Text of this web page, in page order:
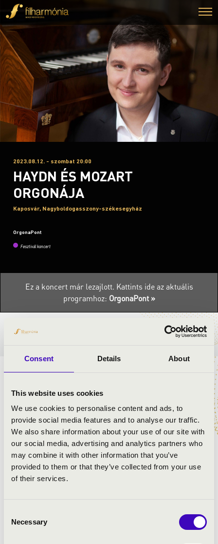
Consent Details About
This website uses cookies
We use cookies to personalise content and ads, to
provide social media features and to analyse our traffic.
We also share information about your use of our site with
our social media, advertising and analytics partners who
may combine it with other information that you’ve
provided to them or that they’ve collected from your use
of their services.
Selection
Necessary
2023.08.12. - szombat 20:00
HAYDN ÉS MOZART
ORGONÁJA
Kaposvár, Nagyboldogasszony-székesegyház
OrgonaPont
Fesztivál koncert
Ez a koncert már lezajlott. Kattints ide az aktuális
programhoz: OrgonaPont »
BÉRLET- ÉS JEGYÁRAK
vezetője
Megyery Noémi- barokk hegedű
Draskóczy Eszter- barokk hegedű
Vályi Csilla- barokk cselló
MŰSOR:
Mozart: C-dúr Adagio üvegharmonikára, K. 356
Mozart: F-dúr Templomi szonáta, K.224